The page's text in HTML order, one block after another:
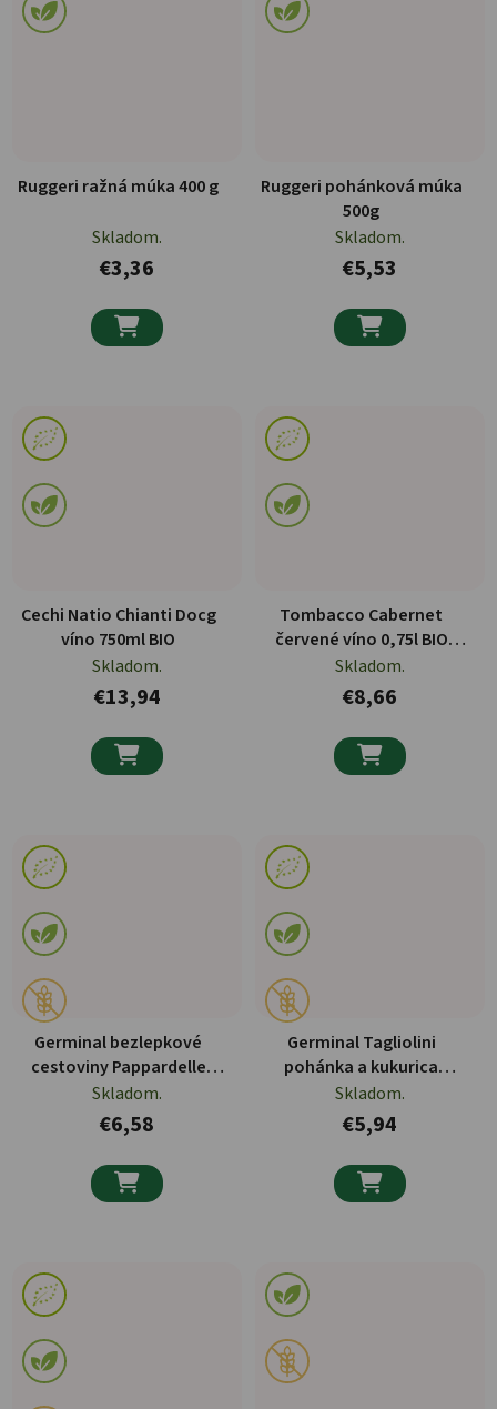
Ruggeri ražná múka 400 g
Skladom.
€3,36

Ruggeri pohánková múka
500g
Skladom.
€5,53

Cechi Natio Chianti Docg
víno 750ml BIO
Skladom.
€13,94

Tombacco Cabernet
červené víno 0,75l BIO
VEGAN
Skladom.
€8,66

Germinal bezlepkové
cestoviny Pappardelle
kukurica a kurkuma 250g
BIO
Skladom.
€6,58

Germinal Tagliolini
pohánka a kukurica
bezpelkové BIO cestoviny
250g
Skladom.
€5,94
